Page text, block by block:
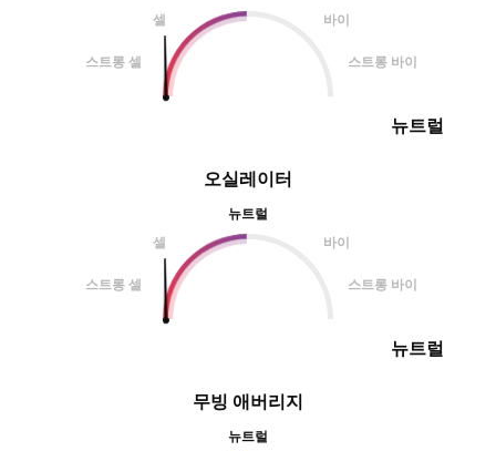
오실레이터
뉴트럴
셀
바이
스트롱 셀 스트롱 바이
뉴트럴
셀
바이
스트롱 셀 스트롱 바이
뉴트럴
무빙 애버리지
뉴트럴